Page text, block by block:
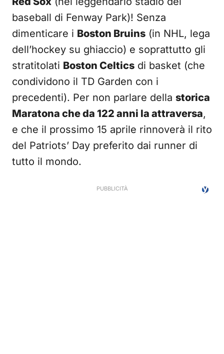
baseball di Fenway Park)! Senza
dimenticare i Boston Bruins (in NHL, lega
dell’hockey su ghiaccio) e soprattutto gli
stratitolati Boston Celtics di basket (che
condividono il TD Garden con i
precedenti). Per non parlare della storica
Maratona che da 122 anni la attraversa,
e che il prossimo 15 aprile rinnoverà il rito
del Patriots’ Day preferito dai runner di
tutto il mondo.